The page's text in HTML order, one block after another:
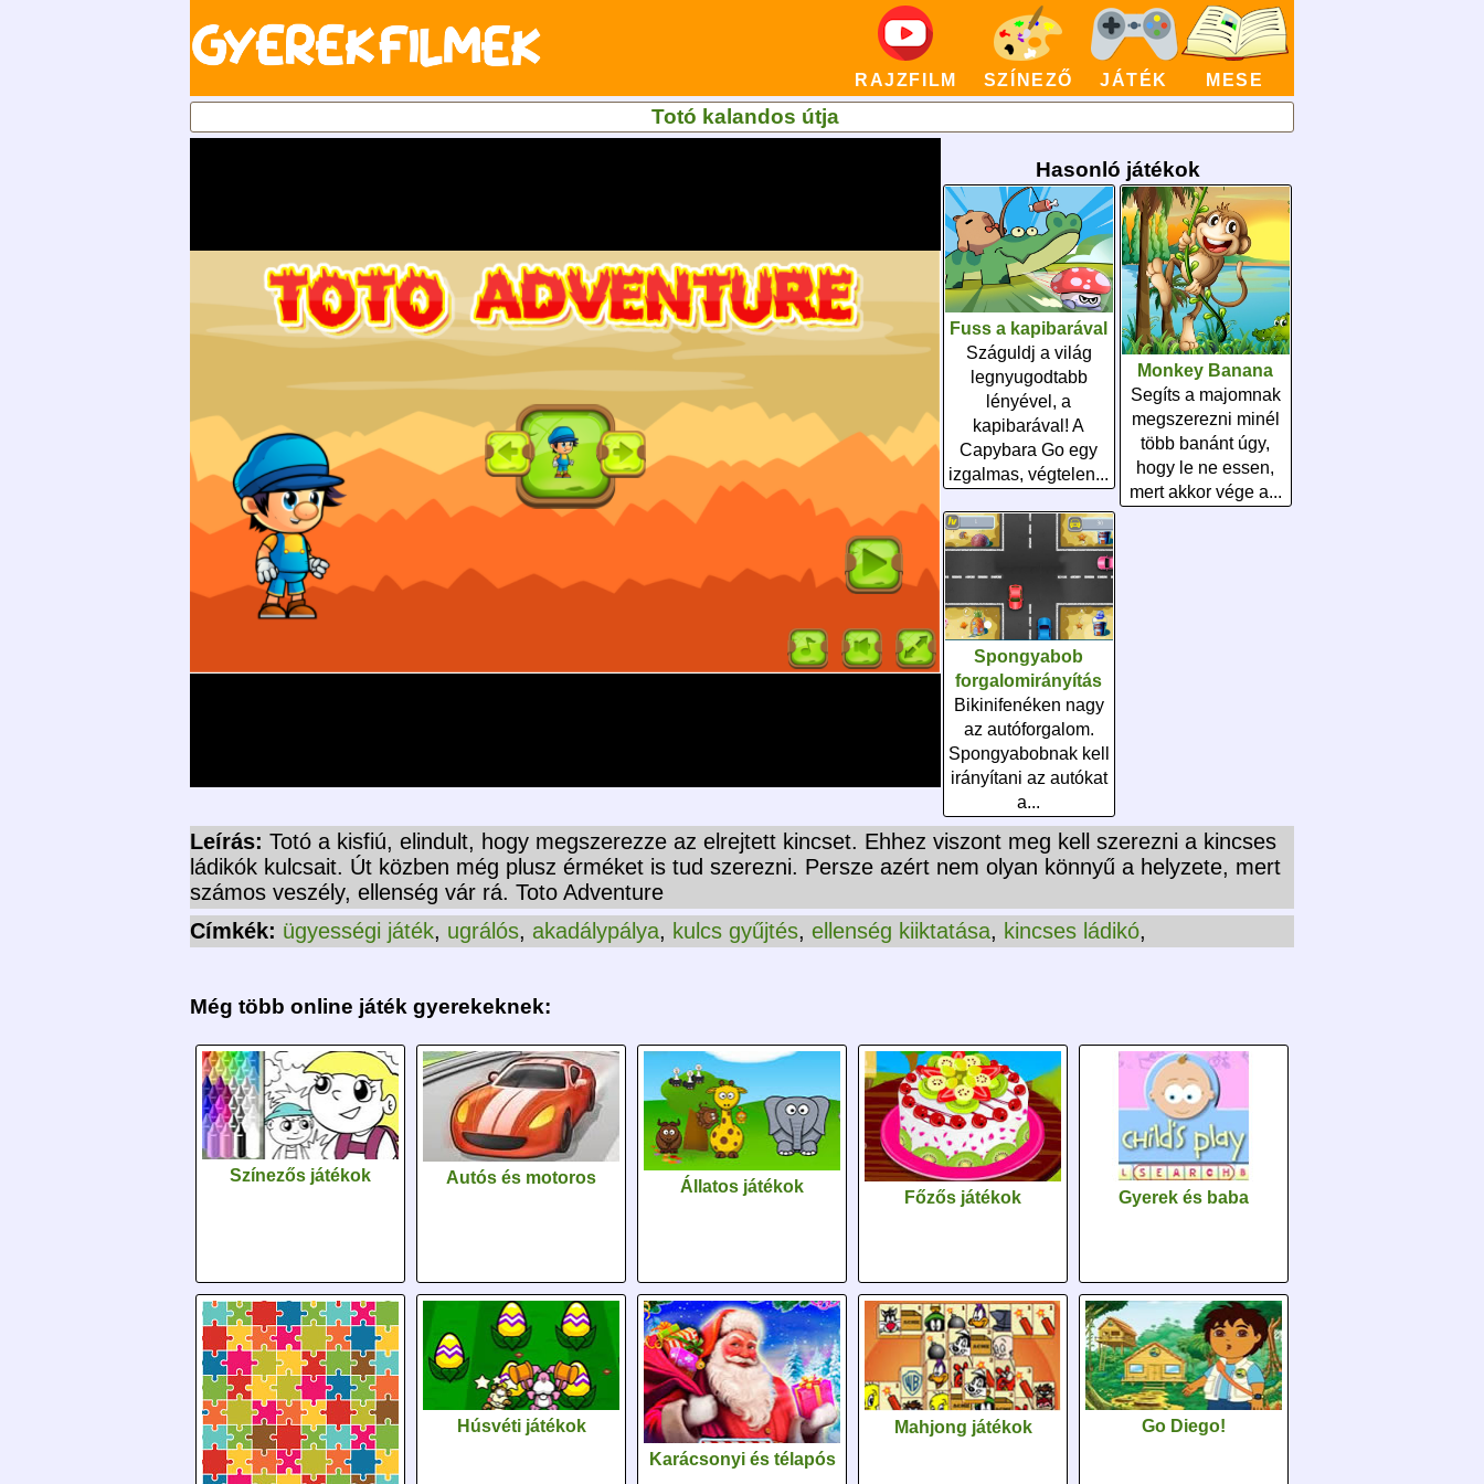
RAJZFILM SZÍNEZŐ JÁTÉK MESE
Totó kalandos útja
Hasonló játékok
Fuss a kapibarával
Száguldj a világ
legnyugodtabb
lényével, a
kapibarával! A
Capybara Go egy
izgalmas, végtelen...
Monkey Banana
Segíts a majomnak
megszerezni minél
több banánt úgy,
hogy le ne essen,
mert akkor vége a...
Spongyabob
forgalomirányítás
Bikinifenéken nagy
az autóforgalom.
Spongyabobnak kell
irányítani az autókat
a...
Leírás: Totó a kisfiú, elindult, hogy megszerezze az elrejtett kincset. Ehhez viszont meg kell szerezni a kincses
ládikók kulcsait. Út közben még plusz érméket is tud szerezni. Persze azért nem olyan könnyű a helyzete, mert
számos veszély, ellenség vár rá. Toto Adventure
Címkék: ügyességi játék, ugrálós, akadálypálya, kulcs gyűjtés, ellenség kiiktatása, kincses ládikó,
Még több online játék gyerekeknek:
Színezős játékok Autós és motoros Állatos játékok
Főzős játékok Gyerek és baba
Húsvéti játékok
Karácsonyi és télapós
Mahjong játékok Go Diego!